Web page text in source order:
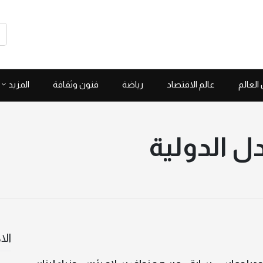
عالم الاقتصاد رياضة فنون وثقافة المزيد
الدولية